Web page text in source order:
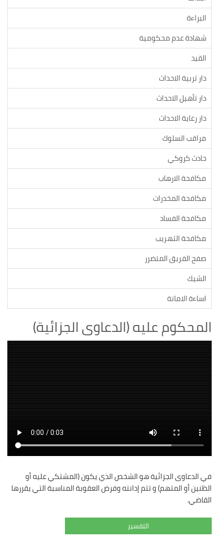
البراءة
شهادة عدم محكومية
القيد
دار تربية الاحداث
دار تأهيل الاحداث
دار رعاية الاحداث
مراقب السلوك
حادث كروكي
مكافحة الارهاب
مكافحة المخدرات
مكافحة الفساد
مكافحة التهريب
صفح الفريق المتضرر
الشيك
اساءة الامانة
المحكوم عليه (الدعاوى الجزائية)
في الدعاوى الجزائية هو الشخص الذي يكون (المشتكي عليه أو
الظنين أو المتهم) و تتم إدانته وفرض العقوبة المناسبة التي يقررها
القاضي.